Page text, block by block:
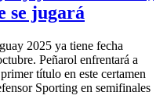
se jugará
2025 ya tiene fecha
Peñarol enfrentará a
título en este certamen
Sporting en semifinales